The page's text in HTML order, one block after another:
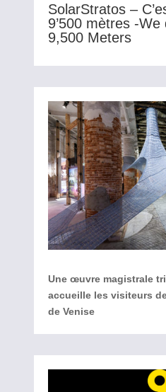
SolarStratos –
9’500 mètres -
9,500 Meters
Une œuvre magistrale
accueille les visiteurs
de Venise